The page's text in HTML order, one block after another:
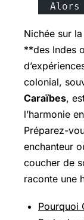
Alors
Nichée sur
**des Indes
colonial,
Caraïbes,
l’harmonie
Préparez-
enchanteur
coucher de
raconte une
Pourquoi